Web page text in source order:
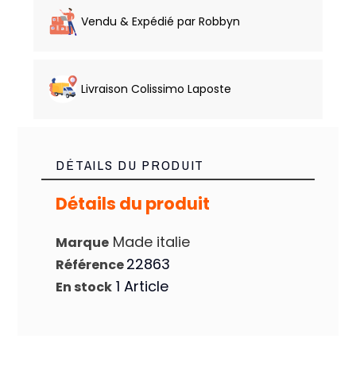
Vendu & Expédié par Robbyn
Livraison Colissimo Laposte
DÉTAILS DU PRODUIT
Détails du produit
Marque Made italie
Référence22863
En stock 1 Article